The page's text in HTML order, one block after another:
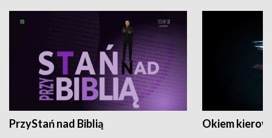
PrzyStań nad Biblią Okiem